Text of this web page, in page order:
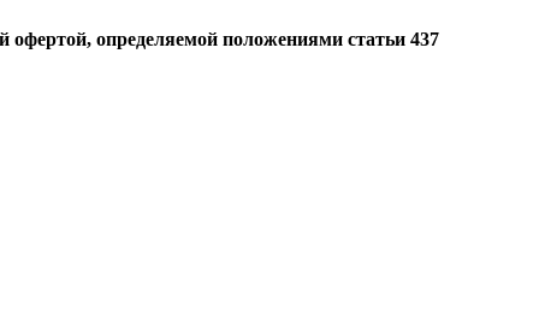
определяемой положениями статьи 437